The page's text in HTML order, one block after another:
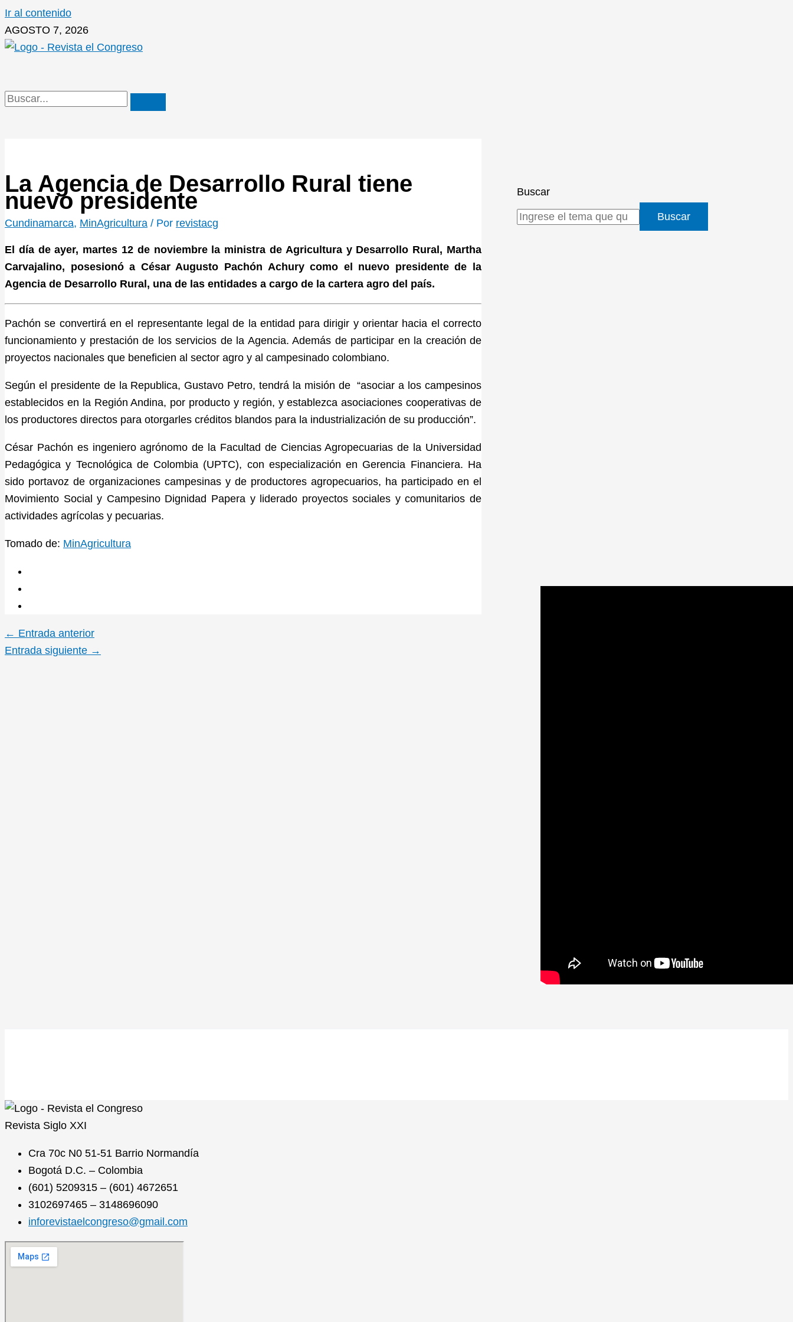
Ir al contenido
AGOSTO 7, 2026
La Agencia de Desarrollo Rural tiene
nuevo presidente
Cundinamarca, MinAgricultura / Por revistacg
El día de ayer, martes 12 de noviembre la ministra de Agricultura y Desarrollo Rural, Martha
Carvajalino, posesionó a César Augusto Pachón Achury como el nuevo presidente de la
Agencia de Desarrollo Rural, una de las entidades a cargo de la cartera agro del país.
Pachón se convertirá en el representante legal de la entidad para dirigir y orientar hacia el correcto
funcionamiento y prestación de los servicios de la Agencia. Además de participar en la creación de
proyectos nacionales que beneficien al sector agro y al campesinado colombiano.
Según el presidente de la Republica, Gustavo Petro, tendrá la misión de “asociar a los campesinos
establecidos en la Región Andina, por producto y región, y establezca asociaciones cooperativas de
los productores directos para otorgarles créditos blandos para la industrialización de su producción”.
César Pachón es ingeniero agrónomo de la Facultad de Ciencias Agropecuarias de la Universidad
Pedagógica y Tecnológica de Colombia (UPTC), con especialización en Gerencia Financiera. Ha
sido portavoz de organizaciones campesinas y de productores agropecuarios, ha participado en el
Movimiento Social y Campesino Dignidad Papera y liderado proyectos sociales y comunitarios de
actividades agrícolas y pecuarias.
Tomado de: MinAgricultura
← Entrada anterior
Entrada siguiente →
Buscar
Buscar
Revista Siglo XXI
Cra 70c N0 51-51 Barrio Normandía
Bogotá D.C. – Colombia
(601) 5209315 – (601) 4672651
3102697465 – 3148696090
inforevistaelcongreso@gmail.com